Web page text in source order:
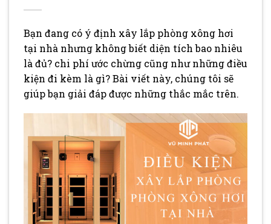
Bạn đang có ý định xây lắp phòng xông hơi
tại nhà nhưng không biết diện tích bao nhiêu
là đủ? chi phí ước chừng cũng như những điều
kiện đi kèm là gì? Bài viết này, chúng tôi sẽ
giúp bạn giải đáp được những thắc mắc trên.